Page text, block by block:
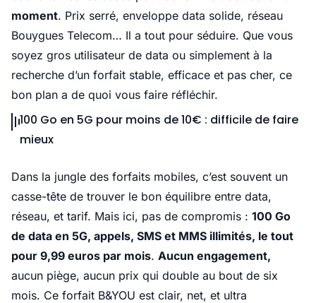
moment. Prix serré, enveloppe data solide, réseau
Bouygues Telecom… Il a tout pour séduire. Que vous
soyez gros utilisateur de data ou simplement à la
recherche d’un forfait stable, efficace et pas cher, ce
bon plan a de quoi vous faire réfléchir.
100 Go en 5G pour moins de 10€ : difficile de faire
mieux
Dans la jungle des forfaits mobiles, c’est souvent un
casse-tête de trouver le bon équilibre entre data,
réseau, et tarif. Mais ici, pas de compromis : 100 Go
de data en 5G, appels, SMS et MMS illimités, le tout
pour 9,99 euros par mois. Aucun engagement,
aucun piège, aucun prix qui double au bout de six
mois. Ce forfait B&YOU est clair, net, et ultra